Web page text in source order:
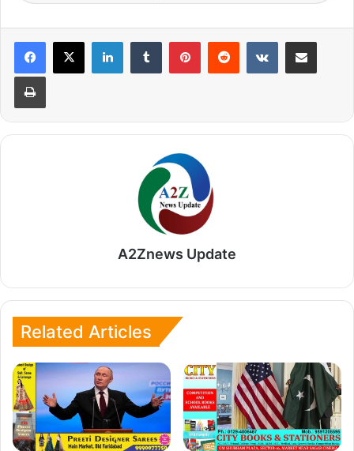
A2Znews Update
Related Articles